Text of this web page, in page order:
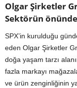
Olgar Şirketler
Sektörün
SPX’in kurulduğu
eden Olgar Şirketler
doğa yaşam tarzı
fazla markayı
ve ürün zenginliğinin